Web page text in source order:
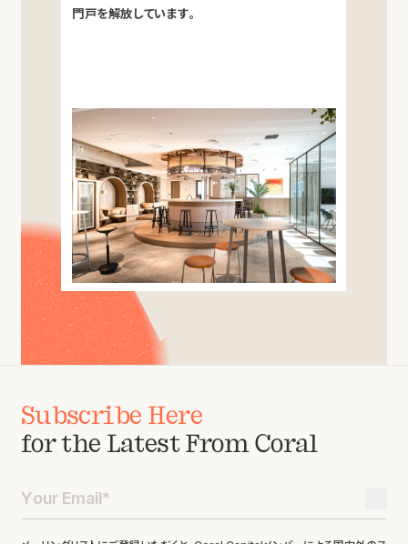
門戸を解放しています。
Subscribe Here
for the Latest From Coral